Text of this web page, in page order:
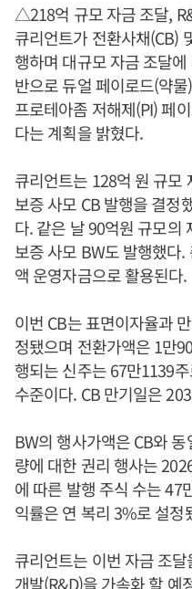
△218억 규모 자금 조달,
큐리언트가 전환사채(CB)
행하며 대규모 자금 조달
반으로 듀얼 페이로드(약
프로테아좀 저해제(PI) 페
다는 계획을 밝혔다.
큐리언트는 128억 원 규모
보증 사모 CB 발행을 결정
다. 같은 날 90억원 규모의
보증 사모 BW도 발행했다
액 운영자금으로 활용된다.
이번 CB는 표면이자율과
정됐으며 전환가액은 1만
행되는 신주는 67만1139
수준이다. CB 만기일은
BW의 행사가액은 CB와
량에 대한 권리 행사는
에 따른 발행 주식 수는 47
익률은 연 복리 3%로 설정
큐리언트는 이번 자금 조
개발(R&D)을 가속화 할 예